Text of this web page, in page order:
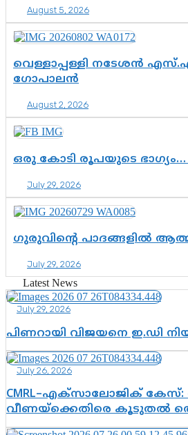
August 5, 2026
വെള്ളാപ്പള്ളി നടേശൻ
ഗോപാലൻ
August 2, 2026
ഒരു കോടി രൂപയുടെ
July 29, 2026
ഗുരുവിന്റെ പാദങ്ങളിൽ
July 29, 2026
Latest News
July 29, 2026
പിണറായി വിജയനെ ഇ.ഡി
July 26, 2026
CMRL–എക്‌സാലോജിക്
വീണയ്‌ക്കെതിരെ കൂടുതൽ